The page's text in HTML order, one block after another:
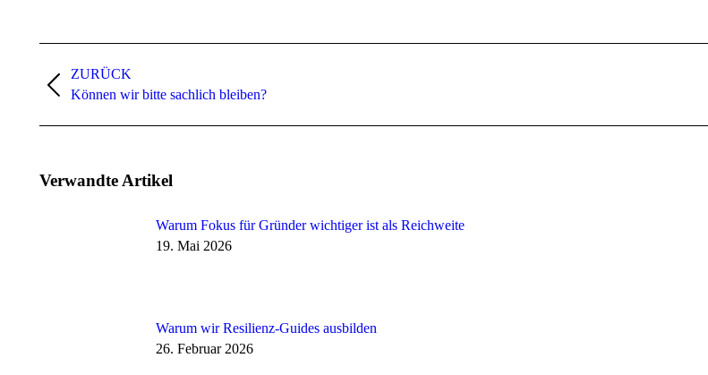
ZURÜCK
Vorheriger
Können wir bitte sachlich bleiben?
Verwandte Artikel
Warum Fokus für Gründer wichtiger ist als Reichweite
19. Mai 2026
Warum wir Resilienz-Guides ausbilden
26. Februar 2026